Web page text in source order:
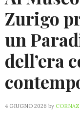
Zurigo
un
dell’era
4 GIUGNO 2026 by CORNAZ